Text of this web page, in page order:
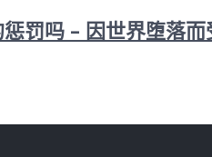
罚吗 – 因世界堕落而